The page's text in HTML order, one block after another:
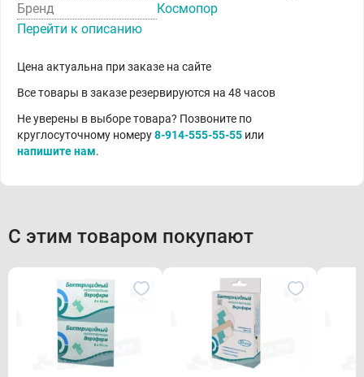
Бренд
Космопор
Перейти к описанию
Цена актуальна при заказе на сайте
Все товары в заказе резервируются на 48 часов
Не уверены в выборе товара? Позвоните по
круглосуточному номеру8-914-555-55-55 или
напишите нам.
С этим товаром покупают